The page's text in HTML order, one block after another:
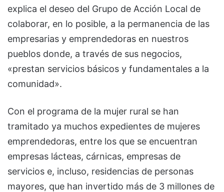
explica el deseo del Grupo de Acción Local de
colaborar, en lo posible, a la permanencia de las
empresarias y emprendedoras en nuestros
pueblos donde, a través de sus negocios,
«prestan servicios básicos y fundamentales a la
comunidad».
Con el programa de la mujer rural se han
tramitado ya muchos expedientes de mujeres
emprendedoras, entre los que se encuentran
empresas lácteas, cárnicas, empresas de
servicios e, incluso, residencias de personas
mayores, que han invertido más de 3 millones de